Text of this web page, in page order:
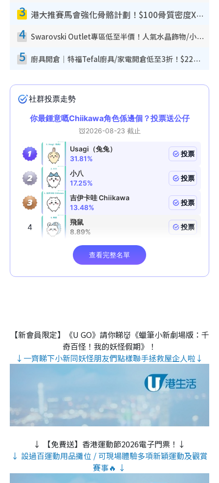
3 港大推賽馬會強化骨骼計劃！$100骨質密度X光檢查 完成免費運動訓練送超市禮券！附參加資格
4 Swarovski Outlet專區低至半價！人氣水晶飾物/小擺設$138起！迪士尼款/水晶高跟鞋都有平
5 廚具開倉｜特福Tefal廚具/家電開倉低至3折！$220起買平底鍋/炒鑊/湯煲！電飯煲/吸塵機/燙斗$418起
【新會員限定】《U GO》請你睇👹《蠟筆小新劇場版：千
奇百怪！我的妖怪假期》！
↓一齊睇下小新同妖怪朋友們點樣聯手拯救屋企人啦↓
↓ 【免費送】香港運動節2026電子門票！↓
↓ 設過百運動用品攤位 / 可現場體驗多項新穎運動及觀賞
賽事🔥 ↓